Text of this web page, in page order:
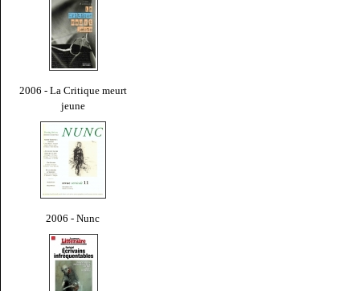
2006 - La Critique meurt
jeune
2006 - Nunc